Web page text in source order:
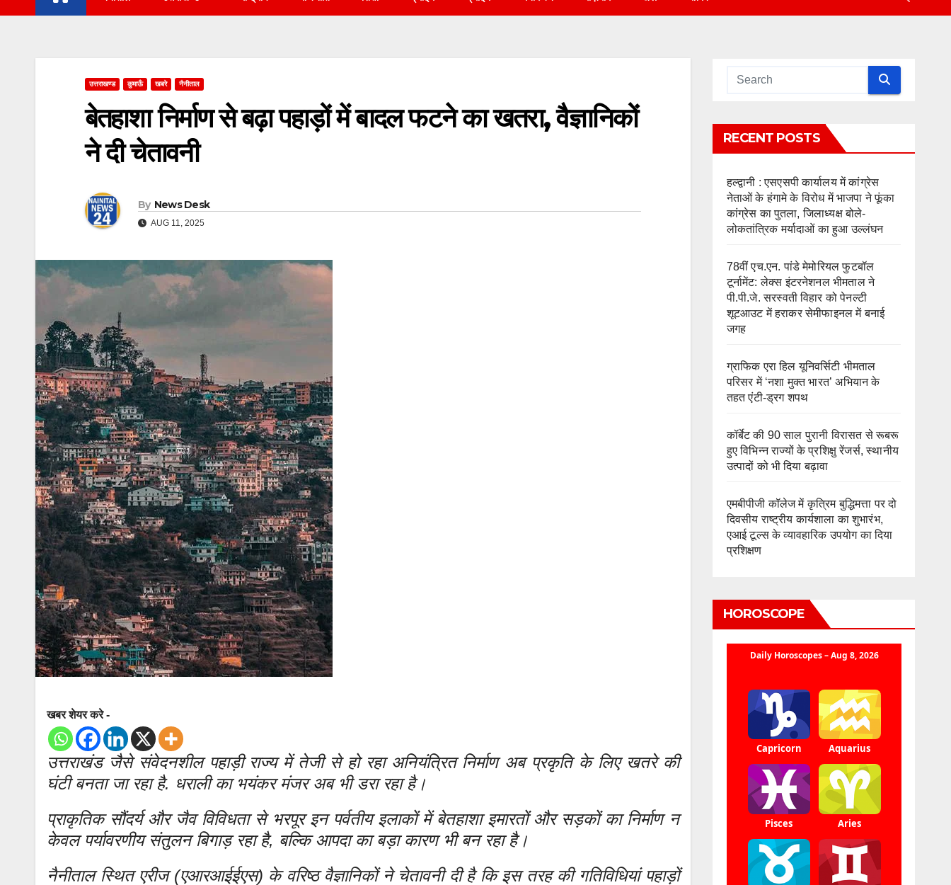
उत्तराखण्ड कुमाऊँ खबरे नैनीताल
बेतहाशा निर्माण से बढ़ा पहाड़ों में बादल फटने का खतरा, वैज्ञानिकों
ने दी चेतावनी
By News Desk
AUG 11, 2025
खबर शेयर करे -
उत्तराखंड जैसे संवेदनशील पहाड़ी राज्य में तेजी से हो रहा अनियंत्रित निर्माण अब प्रकृति के लिए खतरे की
घंटी बनता जा रहा है. धराली का भयंकर मंजर अब भी डरा रहा है।
प्राकृतिक सौंदर्य और जैव विविधता से भरपूर इन पर्वतीय इलाकों में बेतहाशा इमारतों और सड़कों का निर्माण न
केवल पर्यावरणीय संतुलन बिगाड़ रहा है, बल्कि आपदा का बड़ा कारण भी बन रहा है।
नैनीताल स्थित एरीज (एआरआईईएस) के वरिष्ठ वैज्ञानिकों ने चेतावनी दी है कि इस तरह की गतिविधियां पहाड़ों
RECENT POSTS
हल्द्वानी : एसएसपी कार्यालय में कांग्रेस
नेताओं के हंगामे के विरोध में भाजपा ने फूंका
कांग्रेस का पुतला, जिलाध्यक्ष बोले-
लोकतांत्रिक मर्यादाओं का हुआ उल्लंघन
78वीं एच.एन. पांडे मेमोरियल फुटबॉल
टूर्नामेंट: लेक्स इंटरनेशनल भीमताल ने
पी.पी.जे. सरस्वती विहार को पेनल्टी
शूटआउट में हराकर सेमीफाइनल में बनाई
जगह
ग्राफिक एरा हिल यूनिवर्सिटी भीमताल
परिसर में ‘नशा मुक्त भारत’ अभियान के
तहत एंटी-ड्रग शपथ
कॉर्बेट की 90 साल पुरानी विरासत से रूबरू
हुए विभिन्न राज्यों के प्रशिक्षु रेंजर्स, स्थानीय
उत्पादों को भी दिया बढ़ावा
एमबीपीजी कॉलेज में कृत्रिम बुद्धिमत्ता पर दो
दिवसीय राष्ट्रीय कार्यशाला का शुभारंभ,
एआई टूल्स के व्यावहारिक उपयोग का दिया
प्रशिक्षण
HOROSCOPE